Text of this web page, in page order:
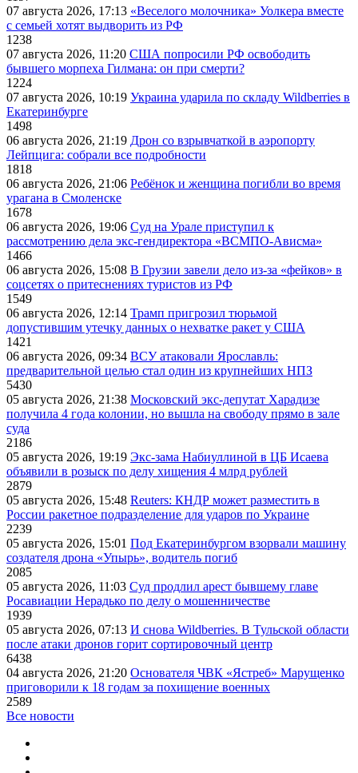
07 августа 2026, 17:13 «Веселого молочника» Уолкера вместе
с семьей хотят выдворить из РФ
1238
07 августа 2026, 11:20 США попросили РФ освободить
бывшего морпеха Гилмана: он при смерти?
1224
07 августа 2026, 10:19 Украина ударила по складу Wildberries в
Екатеринбурге
1498
06 августа 2026, 21:19 Дрон со взрывчаткой в аэропорту
Лейпцига: собрали все подробности
1818
06 августа 2026, 21:06 Ребёнок и женщина погибли во время
урагана в Смоленске
1678
06 августа 2026, 19:06 Суд на Урале приступил к
рассмотрению дела экс-гендиректора «ВСМПО-Ависма»
1466
06 августа 2026, 15:08 В Грузии завели дело из-за «фейков» в
соцсетях о притеснениях туристов из РФ
1549
06 августа 2026, 12:14 Трамп пригрозил тюрьмой
допустившим утечку данных о нехватке ракет у США
1421
06 августа 2026, 09:34 ВСУ атаковали Ярославль:
предварительной целью стал один из крупнейших НПЗ
5430
05 августа 2026, 21:38 Московский экс-депутат Харадизе
получила 4 года колонии, но вышла на свободу прямо в зале
суда
2186
05 августа 2026, 19:19 Экс-зама Набиуллиной в ЦБ Исаева
объявили в розыск по делу хищения 4 млрд рублей
2879
05 августа 2026, 15:48 Reuters: КНДР может разместить в
России ракетное подразделение для ударов по Украине
2239
05 августа 2026, 15:01 Под Екатеринбургом взорвали машину
создателя дрона «Упырь», водитель погиб
2085
05 августа 2026, 11:03 Суд продлил арест бывшему главе
Росавиации Нерадько по делу о мошенничестве
1939
05 августа 2026, 07:13 И снова Wildberries. В Тульской области
после атаки дронов горит сортировочный центр
6438
04 августа 2026, 21:20 Основателя ЧВК «Ястреб» Марущенко
приговорили к 18 годам за похищение военных
2589
Все новости